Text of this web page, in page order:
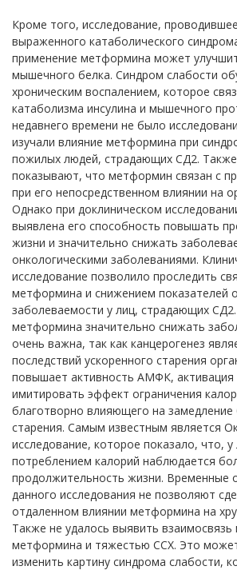
Кроме того, исследование,
выраженного катаболического
применение метформина может
мышечного белка. Синдром слабости
хроническим воспалением, которое
катаболизма инсулина и мышечного
недавнего времени не было
изучали влияние метформина при
пожилых людей, страдающих СД2.
показывают, что метформин связан с
при его непосредственном влиянии на
Однако при доклиническом
выявлена его способность повышать
жизни и значительно снижать
онкологическими заболеваниями.
исследование позволило проследить
метформина и снижением показателей
заболеваемости у лиц, страдающих
метформина значительно снижать
очень важна, так как канцерогенез
последствий ускоренного старения
повышает активность АМФК, активация
имитировать эффект ограничения
благотворно влияющего на замедление
старения. Самым известным является
исследование, которое показало, что,
потреблением калорий наблюдается
продолжительность жизни. Временные
данного исследования не позволяют
отдаленном влиянии метформина на
Также не удалось выявить
метформина и тяжестью ССХ. Это
изменить картину синдрома слабости,